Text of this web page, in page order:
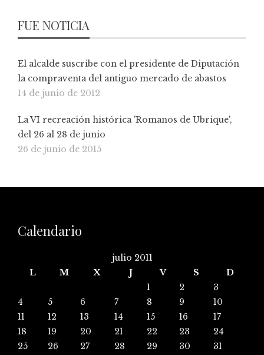
FUE NOTICIA
El alcalde suscribe con el presidente de Diputación
la compraventa del antiguo mercado de abastos
14 de junio de 2012
La VI recreación histórica 'Romanos de Ubrique',
del 26 al 28 de junio
26 de junio de 2015
Calendario
julio 2011
L
M X J V S
D
1
2
3
4
5 6 7 8 9
10
11
12 13 14 15 16
17
18
19 20 21 22 23
24
25
26 27 28 29 30 31